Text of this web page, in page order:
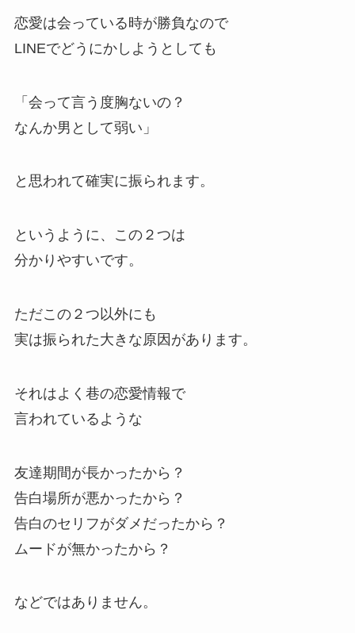
恋愛は会っている時が勝負なので
LINEでどうにかしようとしても
「会って言う度胸ないの？
なんか男として弱い」
と思われて確実に振られます。
というように、この２つは
分かりやすいです。
ただこの２つ以外にも
実は振られた大きな原因があります。
それはよく巷の恋愛情報で
言われているような
友達期間が長かったから？
告白場所が悪かったから？
告白のセリフがダメだったから？
ムードが無かったから？
などではありません。